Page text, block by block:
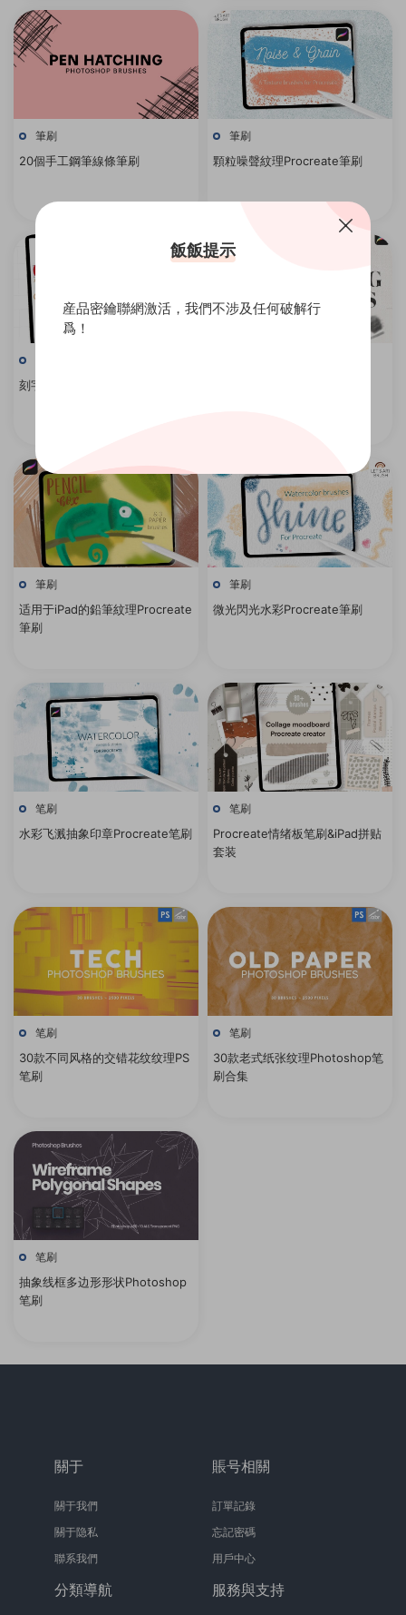
筆刷
20個手工鋼筆線條筆刷
筆刷
顆粒噪聲紋理Procreate筆刷
刻字網格印章Procreate筆刷
筆刷
适用于iPad的鉛筆紋理Procreate
筆刷
筆刷
微光閃光水彩Procreate筆刷
笔刷
水彩飞溅抽象印章Procreate笔刷
笔刷
Procreate情绪板笔刷&iPad拼贴
套装
笔刷
30款不同风格的交错花纹纹理PS
笔刷
笔刷
30款老式纸张纹理Photoshop笔
刷合集
笔刷
抽象线框多边形形状Photoshop
笔刷
關于
關于我們
關于隐私
聯系我們
賬号相關
訂單記錄
忘記密碼
用戶中心
分類導航 服務與支持
飯飯提示
産品密鑰聯網激活，我們不涉及任何破解行
爲！